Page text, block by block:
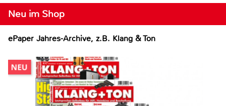
Neu im Shop
ePaper Jahres-Archive, z.B. Klang & Ton